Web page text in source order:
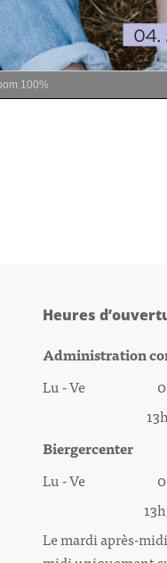
100%
Heures
Administration
Lu - Ve
13h30 -
Biergercenter
Lu - Ve
13h30 -
Le mardi après-